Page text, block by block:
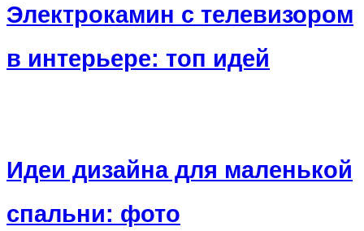
Электрокамин с телевизором
в интерьере: топ идей
Идеи дизайна для маленькой
спальни: фото